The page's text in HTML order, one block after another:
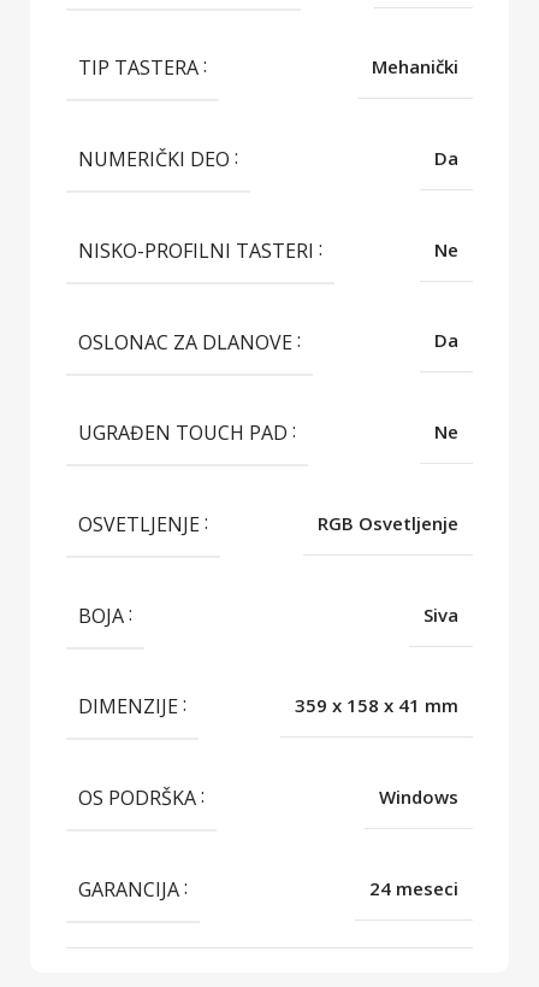
TIP TASTERA Mehanički
NUMERIČKI DEO Da
NISKO-PROFILNI TASTERI Ne
OSLONAC ZA DLANOVE Da
UGRAĐEN TOUCH PAD Ne
OSVETLJENJE RGB Osvetljenje
BOJA Siva
DIMENZIJE 359 x 158 x 41 mm
OS PODRŠKA Windows
GARANCIJA 24 meseci